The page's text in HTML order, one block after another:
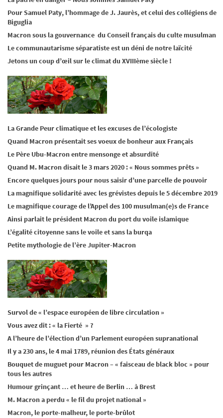
Pour Samuel Paty, l’hommage de J. Jaurès, et celui des collégiens de
Biguglia
Macron sous la gouvernance du Conseil français du culte musulman
Le communautarisme séparatiste est un déni de notre laïcité
Jetons un coup d’œil sur le climat du XVIIIème siècle !
La Grande Peur climatique et les excuses de l’écologiste
Quand Macron présentait ses voeux de bonheur aux Français
Le Père Ubu-Macron entre mensonge et absurdité
Quand M. Macron disait le 3 mars 2020 : « Nous sommes prêts »
Encore quelques jours pour nous saisir d’une parcelle de pouvoir
La magnifique solidarité avec les grévistes depuis le 5 décembre 2019
Le magnifique courage de l’Appel des 100 musulman(e)s de France
Ainsi parlait le président Macron du port du voile islamique
L’égalité citoyenne sans le voile et sans la burqa
Petite mythologie de l’ère Jupiter-Macron
Survol de « l’espace européen de libre circulation »
Vous avez dit : « la Fierté » ?
A l’heure de l’élection d’un Parlement européen supranational
Il y a 230 ans, le 4 mai 1789, réunion des États généraux
Bouquet de muguet pour Macron – « faisceau de black bloc » pour
tous les autres
Humour grinçant … et heure de Berlin … à Brest
M. Macron a perdu « le fil du projet national »
Macron, le porte-malheur, le porte-brûlot